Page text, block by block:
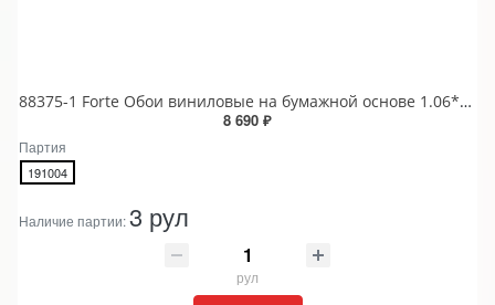
88375-1 Forte Обои виниловые на бумажной основе 1.06*15.6
8 690 ₽
Партия
191004
Наличие партии:3 рул
рул